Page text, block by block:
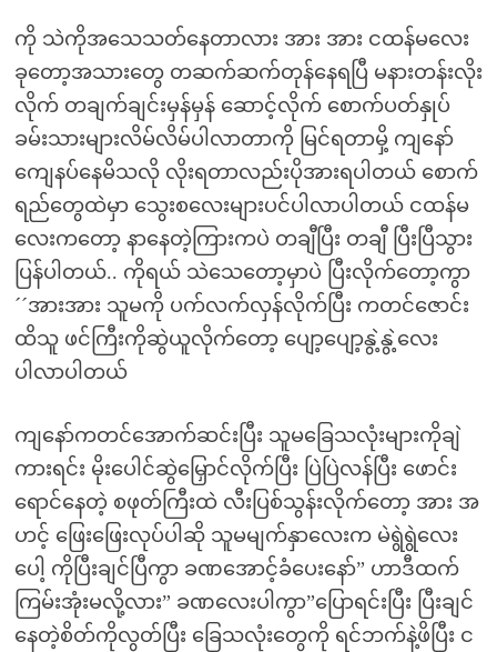
ကို သဲကိုအသေသတ်နေတာလား အား အား ငထန်မလေး
ခုတော့အသားတွေ တဆက်ဆက်တုန်နေရပြီ မနားတန်းလိုး
လိုက် တချက်ချင်းမှန်မှန် ဆောင့်လိုက် စောက်ပတ်နှုပ်
ခမ်းသားများလိမ်လိမ်ပါလာတာကို မြင်ရတာမှိ့ ကျနော်
ကျေနပ်နေမိသလို လိုးရတာလည်းပိုအားရပါတယ် စောက်
ရည်တွေထဲမှာ သွေးစလေးများပင်ပါလာပါတယ် ငထန်မ
လေးကတော့ နာနေတဲ့ကြားကပဲ တချီပြီး တချီ ပြီးပြီသွား
ပြန်ပါတယ်.. ကိုရယ် သဲသေတော့မှာပဲ ပြီးလိုက်တော့ကွာ
´´အားအား သူမကို ပက်လက်လှန်လိုက်ပြီး ကတင်ဇောင်း
ထိသူ ဖင်ကြီးကိုဆွဲယူလိုက်တော့ ပျော့ပျော့နွဲ့နွဲ့လေး
ပါလာပါတယ်
ကျနော်ကတင်အောက်ဆင်းပြီး သူမခြေသလုံးများကိုချဲ
ကားရင်း မိုးပေါင်ဆွဲမြှောင်လိုက်ပြီး ပြဲပြဲလန်ပြီး ဖောင်း
ရောင်နေတဲ့ စဖုတ်ကြီးထဲ လီးပြစ်သွန်းလိုက်တော့ အား အ
ဟင့် ဖြေးဖြေးလုပ်ပါဆို သူမမျက်နှာလေးက မဲရွဲရွဲလေး
ပေါ့ ကိုပြီးချင်ပြီကွာ ခဏအောင့်ခံပေးနော်” ဟာဒီထက်
ကြမ်းအုံးမလို့လား” ခဏလေးပါကွာ”ပြောရင်းပြီး ပြီးချင်
နေတဲ့စိတ်ကိုလွတ်ပြီး ခြေသလုံးတွေကို ရင်ဘက်နဲ့ဖိပြီး င